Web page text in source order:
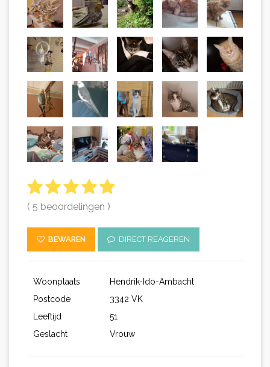
( 5 beoordelingen )
BEWAREN DIRECT REAGEREN
Woonplaats
Hendrik-Ido-Ambacht
Postcode
3342 VK
Leeftijd
51
Geslacht
Vrouw